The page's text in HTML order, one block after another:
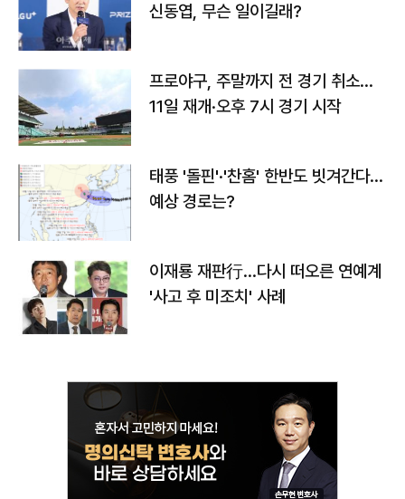
신동엽, 무슨 일이길래?
프로야구, 주말까지 전 경기 취소…
11일 재개·오후 7시 경기 시작
태풍 '돌핀'·'찬홈' 한반도 빗겨간다…
예상 경로는?
이재룡 재판行…다시 떠오른 연예계
'사고 후 미조치' 사례